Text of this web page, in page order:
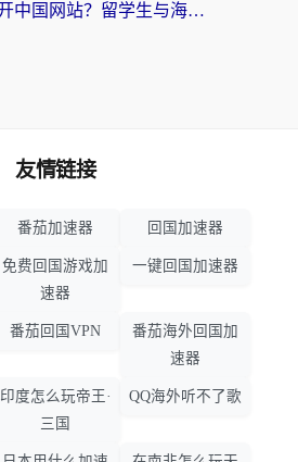
在国外如何打开中国网站？留学生与海外华人的无缝访问指南
友情链接
番茄加速器 回国加速器
免费回国游戏加
速器
一键回国加速器
番茄回国VPN
番茄海外回国加
速器
印度怎么玩帝王·
三国
QQ海外听不了歌